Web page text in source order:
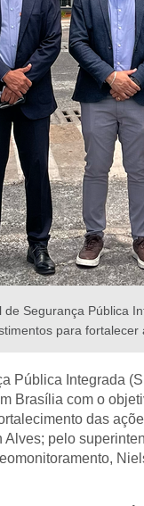
Segurança Pública
para
Pública Integrada
Brasília com o
das
pelo